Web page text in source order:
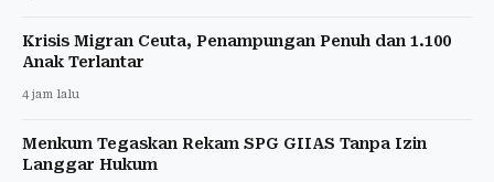
Krisis Migran Ceuta, Penampungan Penuh dan 1.100
Anak Terlantar
4 jam lalu
Menkum Tegaskan Rekam SPG GIIAS Tanpa Izin
Langgar Hukum